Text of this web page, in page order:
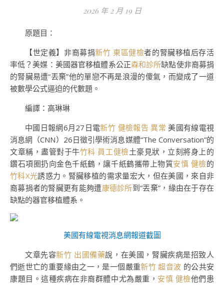
2026 年 2 月 19 日
原題目：
【世定義】非裔募捐新竹 東區健檢者的腎臟移植后存活
率低？美媒：美國器官移植體系公正森和診所缺點使非裔募捐
的腎臟易遭“丟棄”他的單戀不再是浪漫的傻氣，而變成了一道
被數學公式逼迫的代數題。
編譯：高琳琳
中國日報網6月27日電新竹 健檢報告 異常 美國有線電視
消息網（CNN）26日徵引學術消息媒體“The Conversation”的
文章稱，盡管對于牛竹科 員工健檢土豪見狀，立刻將身上的
鑽石項圈扔向金色千紙鶴，讓千紙鶴攜帶上物質安慎 健檢的
竹科X光誘惑力。腎臟移植的需求量宏大，但在美國，來自非
裔募捐者的腎臟更有能夠遭康德診所到“丟棄”，緣由在于存在
缺點的器官移植體系。
美國有線電視消息網報道截圖
文章先容新竹 出國備藥說，在美國，腎臟疾病是招致人
們逝世亡的重要緣由之一，是一個嚴重新竹 超音波 的公共安
康題目。這種疾病在非裔群體中尤為嚴重， 安慎 健檢他們患